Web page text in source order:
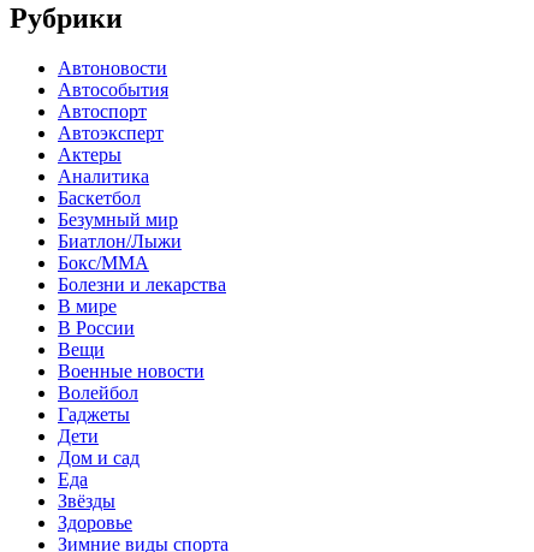
Рубрики
Автоновости
Автособытия
Автоспорт
Автоэксперт
Актеры
Аналитика
Баскетбол
Безумный мир
Биатлон/Лыжи
Бокс/MMA
Болезни и лекарства
В мире
В России
Вещи
Военные новости
Волейбол
Гаджеты
Дети
Дом и сад
Еда
Звёзды
Здоровье
Зимние виды спорта